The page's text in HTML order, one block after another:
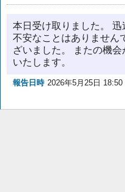
本日受け取りました。
不安なことはありません
ざいました。 またの機
いたします。
報告日時 2026年5月25日 18:50